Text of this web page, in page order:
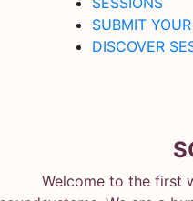
SUBMIT
DISCOVER
Welcome to the first